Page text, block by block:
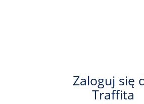
Zaloguj się
Traffita